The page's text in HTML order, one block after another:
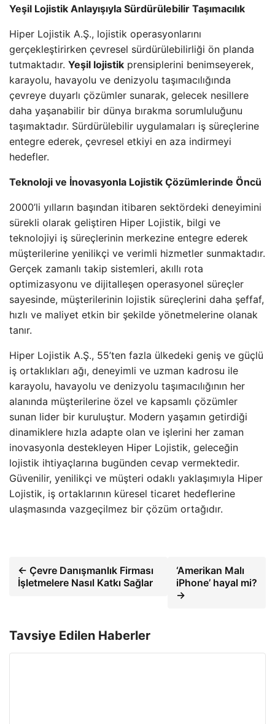
Yeşil Lojistik Anlayışıyla Sürdürülebilir Taşımacılık
Hiper Lojistik A.Ş., lojistik operasyonlarını
gerçekleştirirken çevresel sürdürülebilirliği ön planda
tutmaktadır. Yeşil lojistik prensiplerini benimseyerek,
karayolu, havayolu ve denizyolu taşımacılığında
çevreye duyarlı çözümler sunarak, gelecek nesillere
daha yaşanabilir bir dünya bırakma sorumluluğunu
taşımaktadır. Sürdürülebilir uygulamaları iş süreçlerine
entegre ederek, çevresel etkiyi en aza indirmeyi
hedefler.
Teknoloji ve İnovasyonla Lojistik Çözümlerinde Öncü
2000’li yılların başından itibaren sektördeki deneyimini
sürekli olarak geliştiren Hiper Lojistik, bilgi ve
teknolojiyi iş süreçlerinin merkezine entegre ederek
müşterilerine yenilikçi ve verimli hizmetler sunmaktadır.
Gerçek zamanlı takip sistemleri, akıllı rota
optimizasyonu ve dijitalleşen operasyonel süreçler
sayesinde, müşterilerinin lojistik süreçlerini daha şeffaf,
hızlı ve maliyet etkin bir şekilde yönetmelerine olanak
tanır.
Hiper Lojistik A.Ş., 55’ten fazla ülkedeki geniş ve güçlü
iş ortaklıkları ağı, deneyimli ve uzman kadrosu ile
karayolu, havayolu ve denizyolu taşımacılığının her
alanında müşterilerine özel ve kapsamlı çözümler
sunan lider bir kuruluştur. Modern yaşamın getirdiği
dinamiklere hızla adapte olan ve işlerini her zaman
inovasyonla destekleyen Hiper Lojistik, geleceğin
lojistik ihtiyaçlarına bugünden cevap vermektedir.
Güvenilir, yenilikçi ve müşteri odaklı yaklaşımıyla Hiper
Lojistik, iş ortaklarının küresel ticaret hedeflerine
ulaşmasında vazgeçilmez bir çözüm ortağıdır.
← Çevre Danışmanlık Firması
İşletmelere Nasıl Katkı Sağlar
‘Amerikan Malı
iPhone’ hayal mi?
→
Tavsiye Edilen Haberler